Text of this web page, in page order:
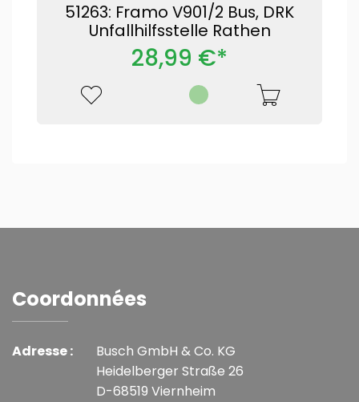
51263: Framo V901/2 Bus, DRK
Unfallhilfsstelle Rathen
28,99 €*
Coordonnées
Adresse :
Busch GmbH & Co. KG
Heidelberger Straße 26
D-68519 Viernheim